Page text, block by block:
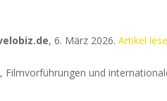
, 6. März 2026. Artikel
und